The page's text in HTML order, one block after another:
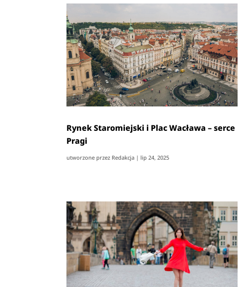
Rynek Staromiejski i Plac Wacława – serce
Pragi
utworzone przez Redakcja | lip 24, 2025